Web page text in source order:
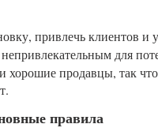
привлечь клиентов
для
хорошие продавцы, так
правила